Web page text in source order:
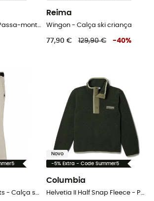
Polar Balaclava - Passa-montanha criança
Reima
Wingon - Calça ski criança
77,90 € 129,90 € -40%
Relole Jr Snowpants - Calça ski criança
Novo
-5% Extra - Code Summer5
Columbia
Helvetia II Half Snap Fleece - Polar criança